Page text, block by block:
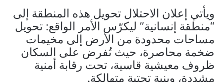
ويأتي إعلان الاحتلال تحويل هذه المنطقة إلى
“منطقة إنسانية” ليكرّس الأمر الواقع: تحويل
مساحات محدودة من الأرض إلى مخيمات
ضخمة محاصرة، حيث تُفرض على السكان
ظروف معيشية قاسية، تحت رقابة أمنية
مشددة، وبنية تحتية متهالكة.